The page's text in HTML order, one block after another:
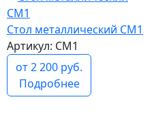
Стол металлический СМ1
Артикул: СМ1
от 2 200 руб.
Подробнее